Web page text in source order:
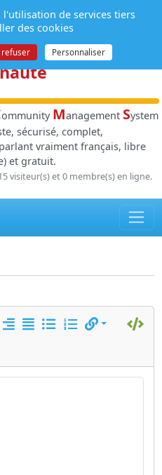
Gestion de
et de
ommunity Management System
sécurisé, complet,
vraiment français, libre
et gratuit.
visiteur(s) et 0 membre(s) en ligne.
l'utilisation de services tiers
des cookies
refuser Personnaliser